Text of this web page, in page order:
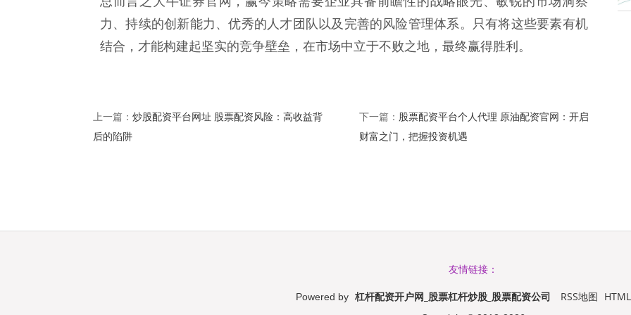
力、持续的创新能力、优秀的人才团队以及完善的风险管理体系。只有将这些要素有机
结合，才能构建起坚实的竞争壁垒，在市场中立于不败之地，最终赢得胜利。
上一篇： 炒股配资平台网址 股票配资风险：高收益背
后的陷阱
下一篇： 股票配资平台个人代理 原油配资官网：开启
财富之门，把握投资机遇
友情链接：
Powered by 杠杆配资开户网_股票杠杆炒股_股票配资公司 RSS地图